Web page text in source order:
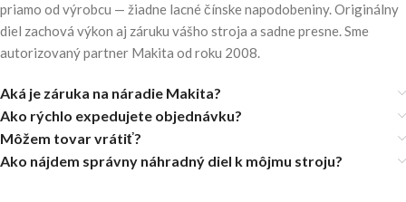
priamo od výrobcu — žiadne lacné čínske napodobeniny. Originálny
diel zachová výkon aj záruku vášho stroja a sadne presne. Sme
autorizovaný partner Makita od roku 2008.
Aká je záruka na náradie Makita?
Ako rýchlo expedujete objednávku?
Môžem tovar vrátiť?
Ako nájdem správny náhradný diel k môjmu stroju?